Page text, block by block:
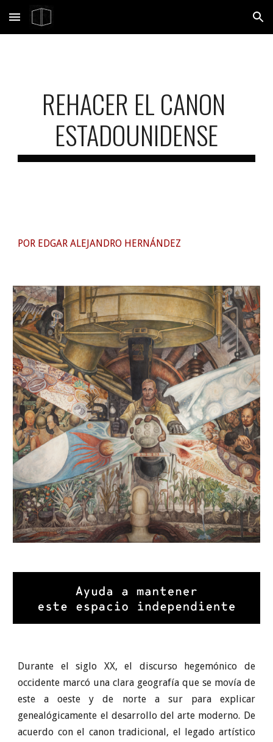
Skip to main content Skip to navigation
REHACER EL CANON
ESTADOUNIDENSE
POR EDGAR ALEJANDRO HERNÁNDEZ
Durante el siglo XX, el discurso hegemónico de
occidente marcó una clara geografía que se movía de
este a oeste y de norte a sur para explicar
genealógicamente el desarrollo del arte moderno. De
acuerdo con el canon tradicional, el legado artístico